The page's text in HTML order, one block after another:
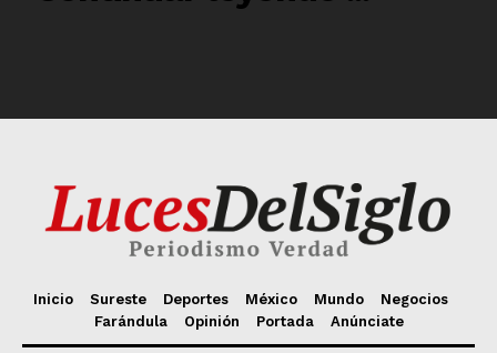
Inicio Sureste Deportes México Mundo
Negocios
Farándula
Opinión Portada Anúnciate